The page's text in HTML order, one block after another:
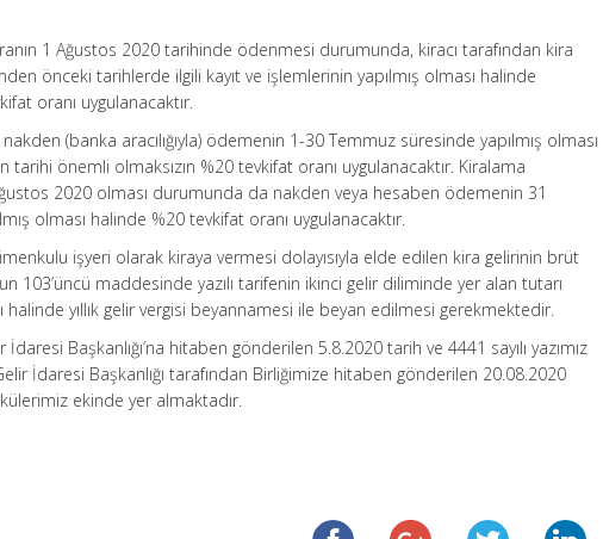
1 Ağustos 2020 tarihinde ödenmesi durumunda, kiracı tarafından kira
önceki tarihlerde ilgili kayıt ve işlemlerinin yapılmış olması halinde
oranı uygulanacaktır.
(banka aracılığıyla) ödemenin 1-30 Temmuz süresinde yapılmış olması
önemli olmaksızın %20 tevkifat oranı uygulanacaktır. Kiralama
2020 olması durumunda da nakden veya hesaben ödemenin 31
olması halinde %20 tevkifat oranı uygulanacaktır.
işyeri olarak kiraya vermesi dolayısıyla elde edilen kira gelirinin brüt
103’üncü maddesinde yazılı tarifenin ikinci gelir diliminde yer alan tutarı
halinde yıllık gelir vergisi beyannamesi ile beyan edilmesi gerekmektedir.
İdaresi Başkanlığı’na hitaben gönderilen 5.8.2020 tarih ve 4441 sayılı yazımız
İdaresi Başkanlığı tarafından Birliğimize hitaben gönderilen 20.08.2020
ekinde yer almaktadır.